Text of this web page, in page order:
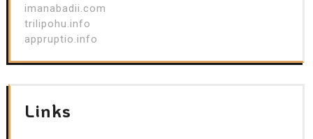
imanabadii.com
trilipohu.info
appruptio.info
Links